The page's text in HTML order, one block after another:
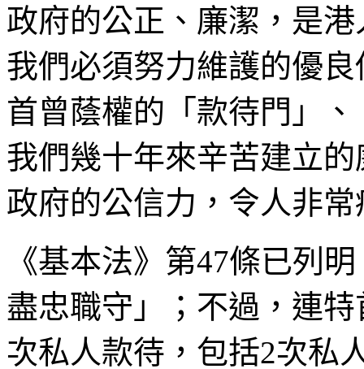
政府的公正、廉潔，是
我們必須努力維護的優
首曾蔭權的「款待門」
我們幾十年來辛苦建立
政府的公信力，令人非常
《基本法》第47條已列
盡忠職守」；不過，連
次私人款待，包括2次私